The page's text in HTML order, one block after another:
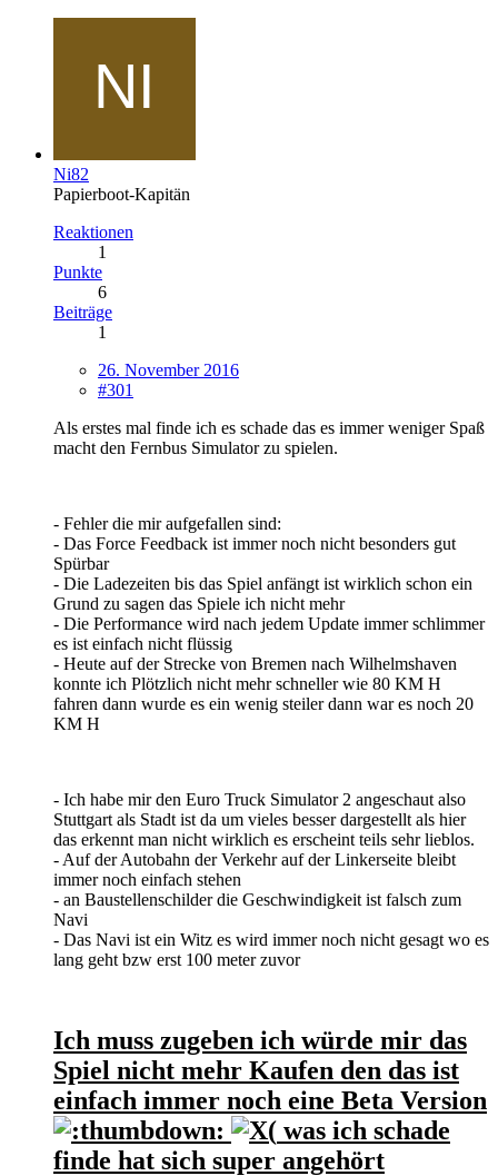
Ni82
Papierboot-Kapitän
Reaktionen
1
Punkte
6
Beiträge
1
26. November 2016
#301
Als erstes mal finde ich es schade das es immer weniger Spaß
macht den Fernbus Simulator zu spielen.
- Fehler die mir aufgefallen sind:
- Das Force Feedback ist immer noch nicht besonders gut
Spürbar
- Die Ladezeiten bis das Spiel anfängt ist wirklich schon ein
Grund zu sagen das Spiele ich nicht mehr
- Die Performance wird nach jedem Update immer schlimmer
es ist einfach nicht flüssig
- Heute auf der Strecke von Bremen nach Wilhelmshaven
konnte ich Plötzlich nicht mehr schneller wie 80 KM H
fahren dann wurde es ein wenig steiler dann war es noch 20
KM H
- Ich habe mir den Euro Truck Simulator 2 angeschaut also
Stuttgart als Stadt ist da um vieles besser dargestellt als hier
das erkennt man nicht wirklich es erscheint teils sehr lieblos.
- Auf der Autobahn der Verkehr auf der Linkerseite bleibt
immer noch einfach stehen
- an Baustellenschilder die Geschwindigkeit ist falsch zum
Navi
- Das Navi ist ein Witz es wird immer noch nicht gesagt wo es
lang geht bzw erst 100 meter zuvor
Ich muss zugeben ich würde mir das
Spiel nicht mehr Kaufen den das ist
einfach immer noch eine Beta Version
was ich schade
finde hat sich super angehört